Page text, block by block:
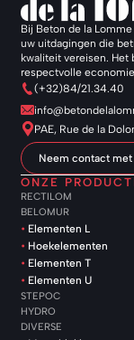
Bij Beton de la
uw uitdagingen die
kwaliteit vereisen. Het
respectvolle
(+32)84/21.34.40
PAE, Rue de la
Neem contact
ONZE
RECTILOM
BELOMUR
Elementen L
Hoekelementen
Elementen T
Elementen U
STEPOC
HYDRO
DIVERSE